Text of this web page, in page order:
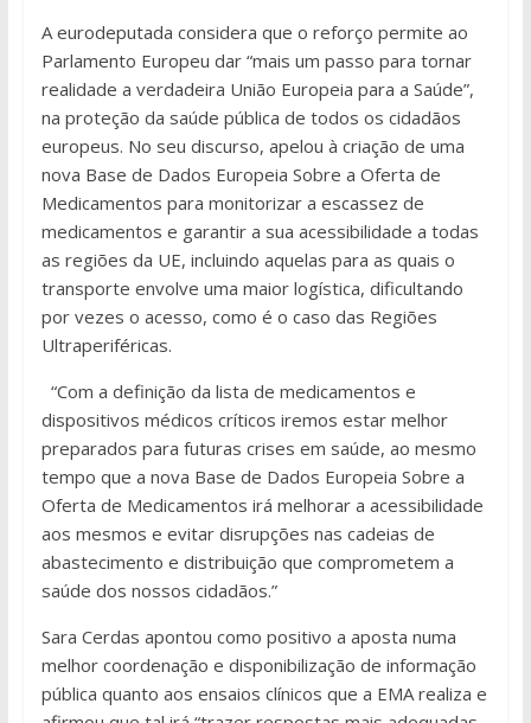
A eurodeputada considera que o reforço permite ao
Parlamento Europeu dar “mais um passo para tornar
realidade a verdadeira União Europeia para a Saúde”,
na proteção da saúde pública de todos os cidadãos
europeus. No seu discurso, apelou à criação de uma
nova Base de Dados Europeia Sobre a Oferta de
Medicamentos para monitorizar a escassez de
medicamentos e garantir a sua acessibilidade a todas
as regiões da UE, incluindo aquelas para as quais o
transporte envolve uma maior logística, dificultando
por vezes o acesso, como é o caso das Regiões
Ultraperiféricas.
“Com a definição da lista de medicamentos e
dispositivos médicos críticos iremos estar melhor
preparados para futuras crises em saúde, ao mesmo
tempo que a nova Base de Dados Europeia Sobre a
Oferta de Medicamentos irá melhorar a acessibilidade
aos mesmos e evitar disrupções nas cadeias de
abastecimento e distribuição que comprometem a
saúde dos nossos cidadãos.”
Sara Cerdas apontou como positivo a aposta numa
melhor coordenação e disponibilização de informação
pública quanto aos ensaios clínicos que a EMA realiza e